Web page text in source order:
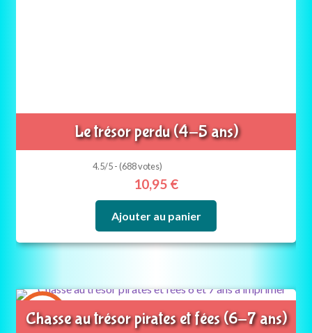
Le trésor perdu (4-5 ans)
4.5/5 - (688 votes)
10,95 €
Ajouter au panier
6-7
ans
Chasse au trésor pirates et fées (6-7 ans)